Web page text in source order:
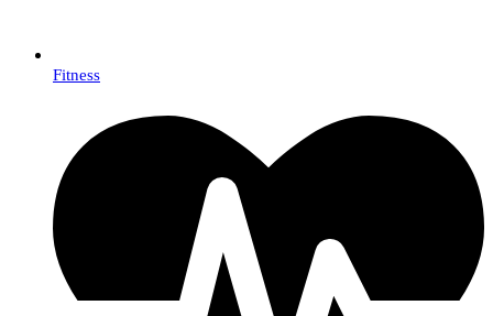
Fitness